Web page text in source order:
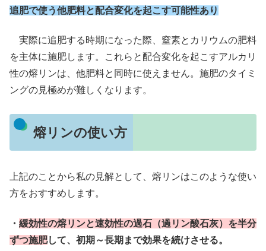
追肥で使う他肥料と配合変化を起こす可能性あり
実際に追肥する時期になった際、窒素とカリウムの肥料
を主体に施肥します。これらと配合変化を起こすアルカリ
性の熔リンは、他肥料と同時に使えません。施肥のタイミ
ングの見極めが難しくなります。
熔リンの使い方
上記のことから私の見解として、熔リンはこのような使い
方をおすすめします。
・ 緩効性の熔リンと速効性の過石（過リン酸石灰）を半分
ずつ施肥して、初期～長期まで効果を続けさせる。